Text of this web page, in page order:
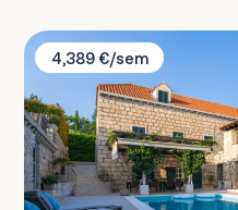
Villa Joe
4,389 €/sem